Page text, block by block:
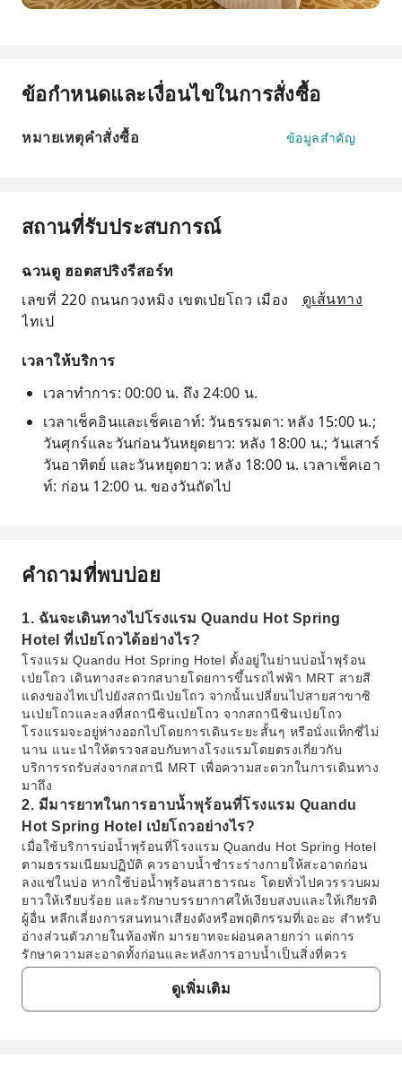
ข้อกำหนดและเงื่อนไขในการสั่งซื้อ
หมายเหตุคำสั่งซื้อ ข้อมูลสำคัญ
สถานที่รับประสบการณ์
ฉวนตู ฮอตสปริงรีสอร์ท
เลขที่ 220 ถนนกวงหมิง เขตเป่ยโถว เมือง
ไทเป
ดูเส้นทาง
เวลาให้บริการ
เวลาทำการ: 00:00 น. ถึง 24:00 น.
เวลาเช็คอินและเช็คเอาท์: วันธรรมดา: หลัง 15:00 น.;
วันศุกร์และวันก่อนวันหยุดยาว: หลัง 18:00 น.; วันเสาร์
วันอาทิตย์ และวันหยุดยาว: หลัง 18:00 น. เวลาเช็คเอา
ท์: ก่อน 12:00 น. ของวันถัดไป
คำถามที่พบบ่อย
1. ฉันจะเดินทางไปโรงแรม Quandu Hot Spring
Hotel ที่เป่ยโถวได้อย่างไร?
โรงแรม Quandu Hot Spring Hotel ตั้งอยู่ในย่านบ่อน้ำพุร้อน
เป่ยโถว เดินทางสะดวกสบายโดยการขึ้นรถไฟฟ้า MRT สายสี
แดงของไทเปไปยังสถานีเป่ยโถว จากนั้นเปลี่ยนไปสายสาขาซิ
นเป่ยโถวและลงที่สถานีซินเป่ยโถว จากสถานีซินเป่ยโถว
โรงแรมจะอยู่ห่างออกไปโดยการเดินระยะสั้นๆ หรือนั่งแท็กซี่ไม่
นาน แนะนำให้ตรวจสอบกับทางโรงแรมโดยตรงเกี่ยวกับ
บริการรถรับส่งจากสถานี MRT เพื่อความสะดวกในการเดินทาง
มาถึง
2. มีมารยาทในการอาบน้ำพุร้อนที่โรงแรม Quandu
Hot Spring Hotel เป่ยโถวอย่างไร?
เมื่อใช้บริการบ่อน้ำพุร้อนที่โรงแรม Quandu Hot Spring Hotel
ตามธรรมเนียมปฏิบัติ ควรอาบน้ำชำระร่างกายให้สะอาดก่อน
ลงแช่ในบ่อ หากใช้บ่อน้ำพุร้อนสาธารณะ โดยทั่วไปควรรวบผม
ยาวให้เรียบร้อย และรักษาบรรยากาศให้เงียบสงบและให้เกียรติ
ผู้อื่น หลีกเลี่ยงการสนทนาเสียงดังหรือพฤติกรรมที่เอะอะ สำหรับ
อ่างส่วนตัวภายในห้องพัก มารยาทจะผ่อนคลายกว่า แต่การ
รักษาความสะอาดทั้งก่อนและหลังการอาบน้ำเป็นสิ่งที่ควร
ปฏิบัติเสมอ
3. การแต่งกายอย่างไรจึงจะเหมาะสมสำหรับการแช่
บ่อน้ำพุร้อนที่โรงแรม Quandu Hot Spring Hotel?
ดูเพิ่มเติม